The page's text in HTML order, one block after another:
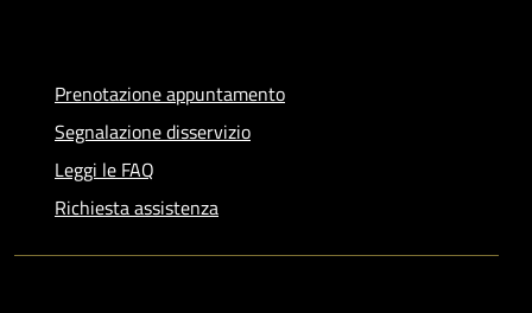
Prenotazione appuntamento
Segnalazione disservizio
Leggi le FAQ
Richiesta assistenza